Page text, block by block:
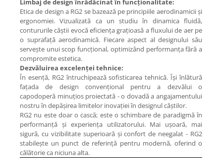
Limbaj de design înrădăcinat în funcționalitate:
Etica de design a RG2 se bazează pe principiile aerodinamicii și
ergonomiei. Vizualizată ca un studiu în dinamica fluidă,
contururile căștii evocă eficiența grațioasă a fluxului de aer pe
o suprafață aerodinamică. Fiecare aspect al designului său
servește unui scop funcțional, optimizând performanța fără a
compromite estetica.
Dezvăluirea excelenței tehnice:
În esență, RG2 întruchipează sofisticarea tehnică. Își înlătură
fațada de design convențional pentru a dezvălui o
capodoperă minuțios proiectată - o dovadă a angajamentului
nostru în depășirea limitelor inovației în designul căștilor.
RG2 nu este doar o cască; este o schimbare de paradigmă în
performanță și experiența utilizatorului. Mai ușoară, mai
sigură, cu vizibilitate superioară și confort de neegalat - RG2
stabilește un punct de referință pentru modernă, oferind o
călătorie ca niciuna alta.